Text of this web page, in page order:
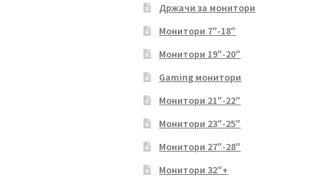
Држачи за монитори
Монитори 7″-18″
Монитори 19″-20″
Gaming монитори
Монитори 21″-22″
Монитори 23″-25″
Монитори 27″-28″
Монитори 32″+